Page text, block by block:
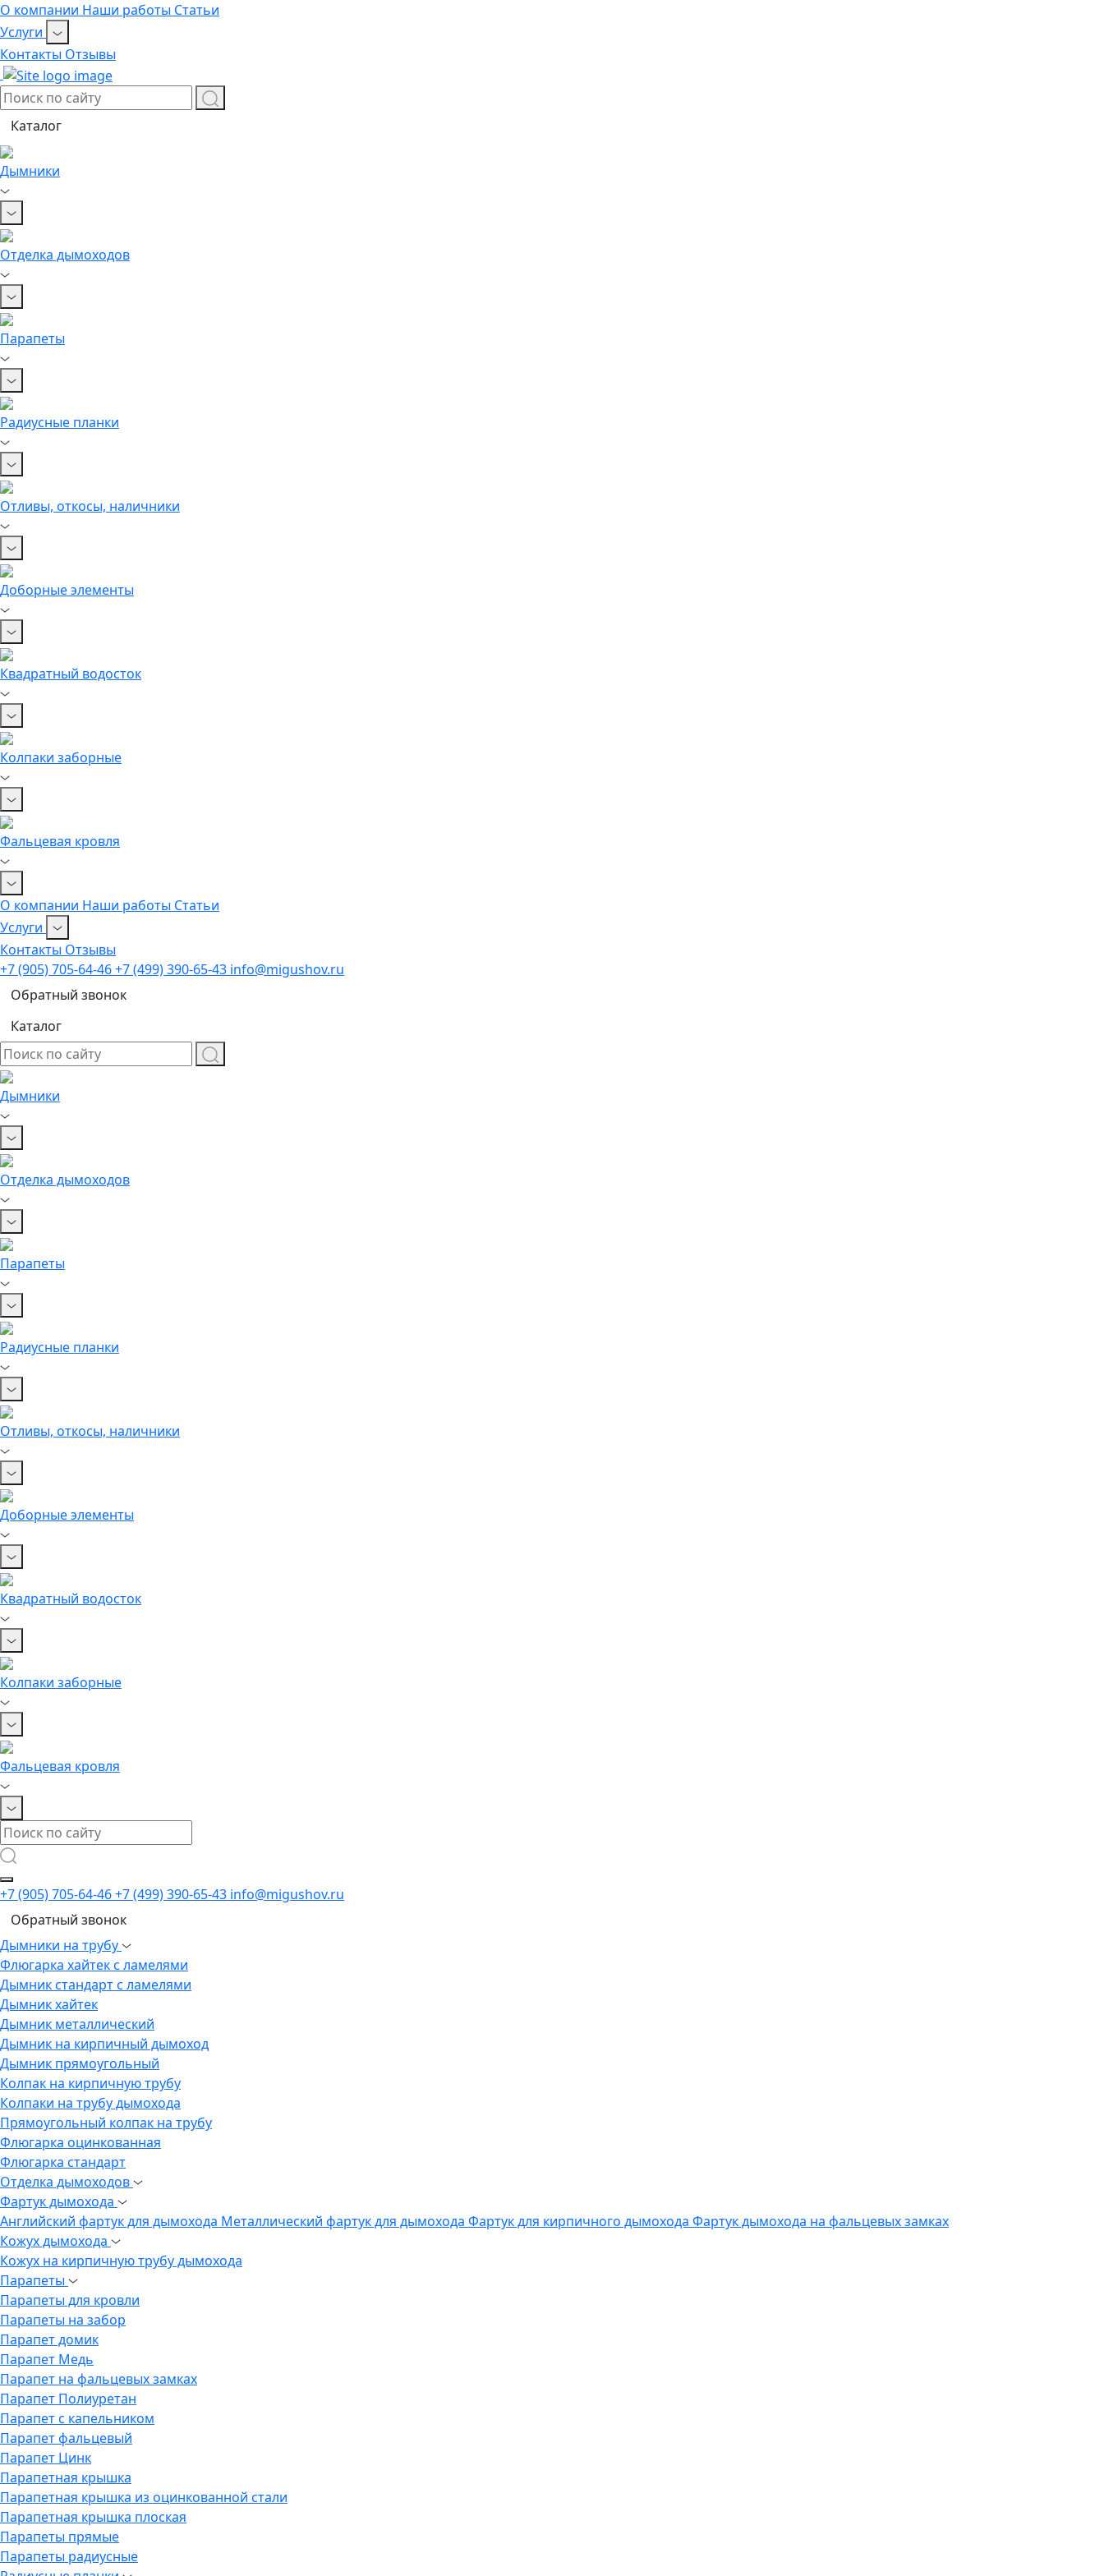
О компании Наши работы Статьи
Услуги
Контакты Отзывы
Каталог
Дымники
Отделка дымоходов
Парапеты
Радиусные планки
Отливы, откосы, наличники
Доборные элементы
Квадратный водосток
Колпаки заборные
Фальцевая кровля
О компании Наши работы Статьи
Услуги
Контакты Отзывы
+7 (905) 705-64-46+7 (499) 390-65-43 info@migushov.ru
Обратный звонок
Каталог
Дымники
Отделка дымоходов
Парапеты
Радиусные планки
Отливы, откосы, наличники
Доборные элементы
Квадратный водосток
Колпаки заборные
Фальцевая кровля
+7 (905) 705-64-46+7 (499) 390-65-43 info@migushov.ru
Обратный звонок
Дымники на трубу
Флюгарка хайтек с ламелями
Дымник стандарт с ламелями
Дымник хайтек
Дымник металлический
Дымник на кирпичный дымоход
Дымник прямоугольный
Колпак на кирпичную трубу
Колпаки на трубу дымохода
Прямоугольный колпак на трубу
Флюгарка оцинкованная
Флюгарка стандарт
Отделка дымоходов
Фартук дымохода
Английский фартук для дымохода Металлический фартук для дымохода Фартук для кирпичного дымохода Фартук дымохода на фальцевых замках
Кожух дымохода
Кожух на кирпичную трубу дымохода
Парапеты
Парапеты для кровли
Парапеты на забор
Парапет домик
Парапет Медь
Парапет на фальцевых замках
Парапет Полиуретан
Парапет с капельником
Парапет фальцевый
Парапет Цинк
Парапетная крышка
Парапетная крышка из оцинкованной стали
Парапетная крышка плоская
Парапеты прямые
Парапеты радиусные